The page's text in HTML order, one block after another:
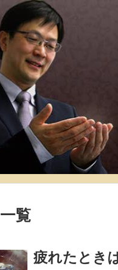
一覧
疲れたとき